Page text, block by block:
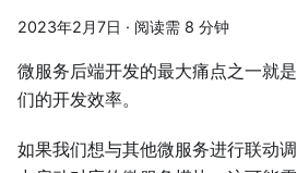
2023年2月7日 · 阅读需 8 分钟
微服务后端开发的最大痛点之一就
们的开发效率。
如果我们想与其他微服务进行联动